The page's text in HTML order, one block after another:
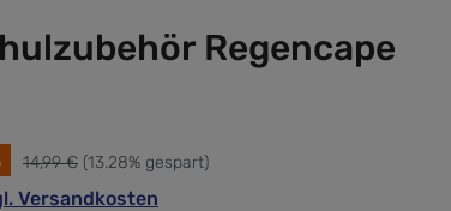
Regencape
14,99 € (13.28% gespart)
Versandkosten